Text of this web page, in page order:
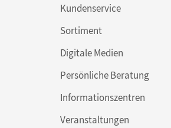
Kundenservice
Sortiment
Digitale Medien
Persönliche Beratung
Informationszentren
Veranstaltungen